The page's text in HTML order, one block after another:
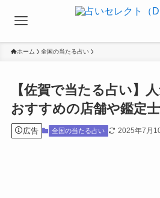
ホーム 全国の当たる占い
【佐賀で当たる占い】
おすすめの店舗や鑑定
広告 全国の当たる占い 2025年7月